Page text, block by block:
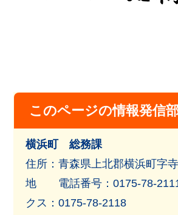
このページの情報発信
横浜町 総務課
住所：青森県上北郡横浜町字
地 電話番号：0175-78-
クス：0175-78-2118